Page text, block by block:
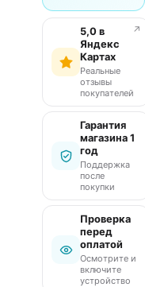
5,0 в
Яндекс
Картах
Реальные
отзывы
покупателей
↗
Гарантия
магазина 1
год
Поддержка
после
покупки
Проверка
перед
оплатой
Осмотрите и
включите
устройство